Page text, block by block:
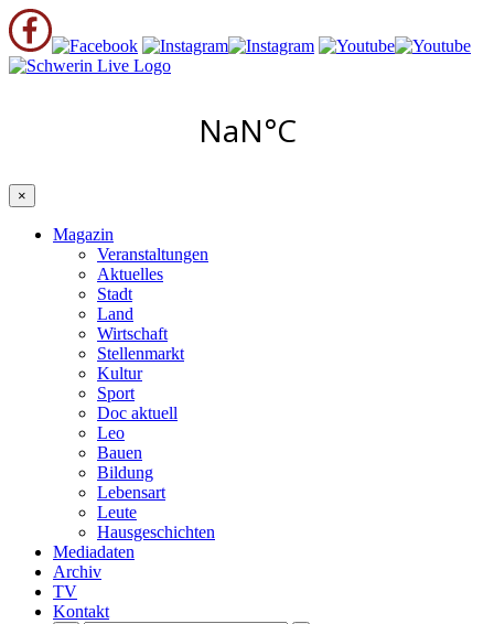
×
Magazin
Veranstaltungen
Aktuelles
Stadt
Land
Wirtschaft
Stellenmarkt
Kultur
Sport
Doc aktuell
Leo
Bauen
Bildung
Lebensart
Leute
Hausgeschichten
Mediadaten
Archiv
TV
Kontakt